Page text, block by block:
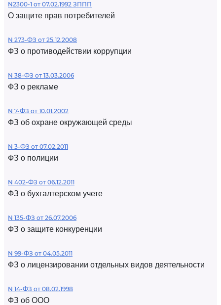
N2300-1 от 07.02.1992 ЗППП
О защите прав потребителей
N 273-ФЗ от 25.12.2008
ФЗ о противодействии коррупции
N 38-ФЗ от 13.03.2006
ФЗ о рекламе
N 7-ФЗ от 10.01.2002
ФЗ об охране окружающей среды
N 3-ФЗ от 07.02.2011
ФЗ о полиции
N 402-ФЗ от 06.12.2011
ФЗ о бухгалтерском учете
N 135-ФЗ от 26.07.2006
ФЗ о защите конкуренции
N 99-ФЗ от 04.05.2011
ФЗ о лицензировании отдельных видов деятельности
N 14-ФЗ от 08.02.1998
ФЗ об ООО